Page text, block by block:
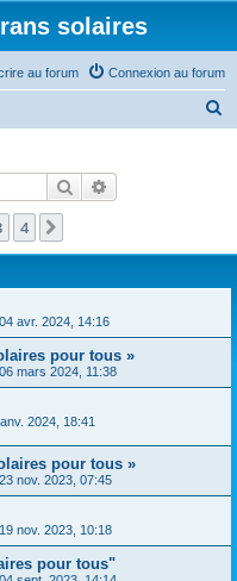
solaires
Connexion au forum
au forum
e
Rechercher
4
04 avr. 2024, 14:16
pour tous »
06 mars 2024, 11:38
2024, 18:41
pour tous »
23 nov. 2023, 07:45
19 nov. 2023, 10:18
pour tous"